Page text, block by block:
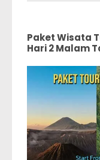
Paket Wisata
Hari 2 Malam